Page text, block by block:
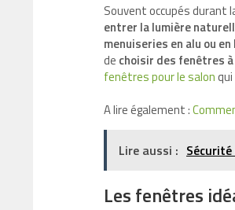
Souvent occupés durant
entrer la lumière
menuiseries en alu ou en
de choisir des fenêtres
fenêtres pour le salon
A lire également :
Lire aussi :
Les fenêtres